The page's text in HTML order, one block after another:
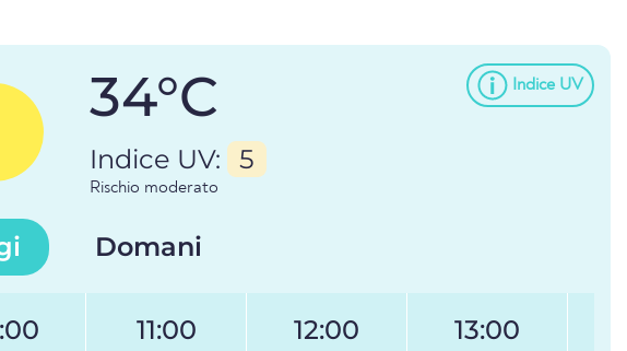
Indice UV
34°C
Indice UV: 5
Rischio moderato
Domani
11:00 12:00 13:00